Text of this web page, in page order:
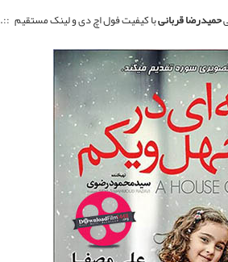
حمیدرضا قربانیبا کیفیت فول اچ دی و لینک مستقیم ::.